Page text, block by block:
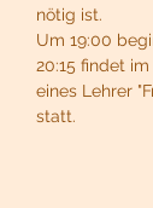
nötig ist.
Um 19:00
20:15 findet
eines Lehrer
statt.